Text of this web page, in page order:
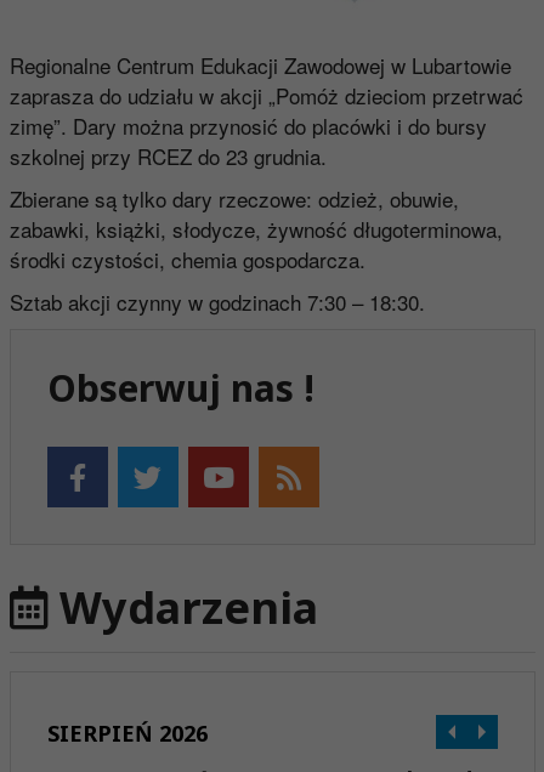
Regionalne Centrum Edukacji Zawodowej w Lubartowie
zaprasza do udziału w akcji „Pomóż dzieciom przetrwać
zimę”. Dary można przynosić do placówki i do bursy
szkolnej przy RCEZ do 23 grudnia.
Zbierane są tylko dary rzeczowe: odzież, obuwie,
zabawki, książki, słodycze, żywność długoterminowa,
środki czystości, chemia gospodarcza.
Sztab akcji czynny w godzinach 7:30 – 18:30.
Obserwuj nas !
Wydarzenia
SIERPIEŃ 2026